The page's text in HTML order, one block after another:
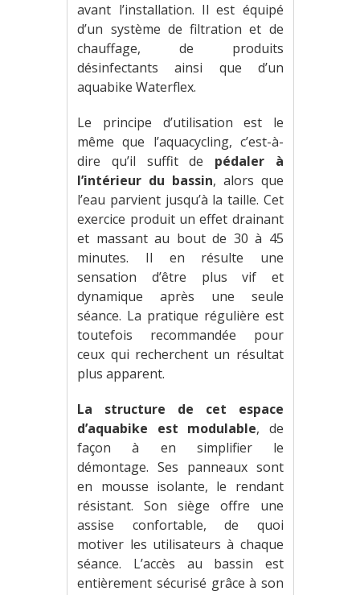
avant l’installation. Il est équipé
d’un système de filtration et de
chauffage, de produits
désinfectants ainsi que d’un
aquabike Waterflex.
Le principe d’utilisation est le
même que l’aquacycling, c’est-à-
dire qu’il suffit de pédaler à
l’intérieur du bassin, alors que
l’eau parvient jusqu’à la taille. Cet
exercice produit un effet drainant
et massant au bout de 30 à 45
minutes. Il en résulte une
sensation d’être plus vif et
dynamique après une seule
séance. La pratique régulière est
toutefois recommandée pour
ceux qui recherchent un résultat
plus apparent.
La structure de cet espace
d’aquabike est modulable, de
façon à en simplifier le
démontage. Ses panneaux sont
en mousse isolante, le rendant
résistant. Son siège offre une
assise confortable, de quoi
motiver les utilisateurs à chaque
séance. L’accès au bassin est
entièrement sécurisé grâce à son